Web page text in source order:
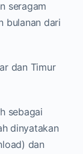
seragam
bulanan dari
dan Timur
sebagai
dinyatakan
dan